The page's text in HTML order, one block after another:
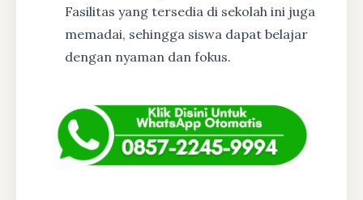
Fasilitas yang tersedia di sekolah ini juga
memadai, sehingga siswa dapat belajar
dengan nyaman dan fokus.